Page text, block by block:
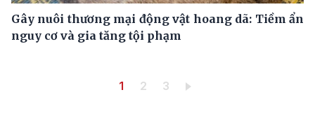
Gây nuôi thương mại động vật hoang dã: Tiềm ẩn
nguy cơ và gia tăng tội phạm
Trang hiện thời
1 Trang
2 Trang
3